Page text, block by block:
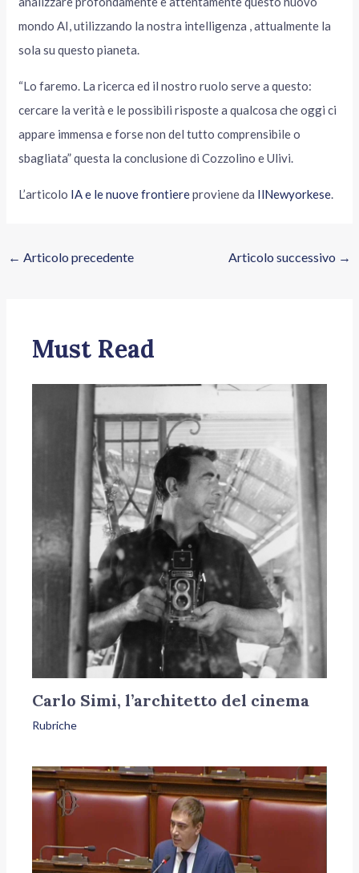
mondo AI, utilizzando la nostra intelligenza , attualmente la
sola su questo pianeta.
“Lo faremo. La ricerca ed il nostro ruolo serve a questo:
cercare la verità e le possibili risposte a qualcosa che oggi ci
appare immensa e forse non del tutto comprensibile o
sbagliata” questa la conclusione di Cozzolino e Ulivi.
L’articolo IA e le nuove frontiereproviene da IlNewyorkese.
← Articolo precedente Articolo successivo →
Must Read
Carlo Simi, l’architetto del cinema
Rubriche